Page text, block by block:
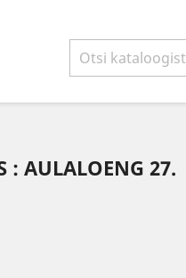
: AULALOENG 27.